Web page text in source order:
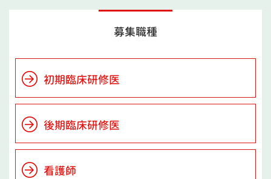
募集職種
初期臨床研修医
後期臨床研修医
看護師